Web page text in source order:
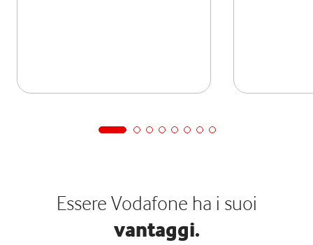
Essere Vodafone ha i suoi
vantaggi.